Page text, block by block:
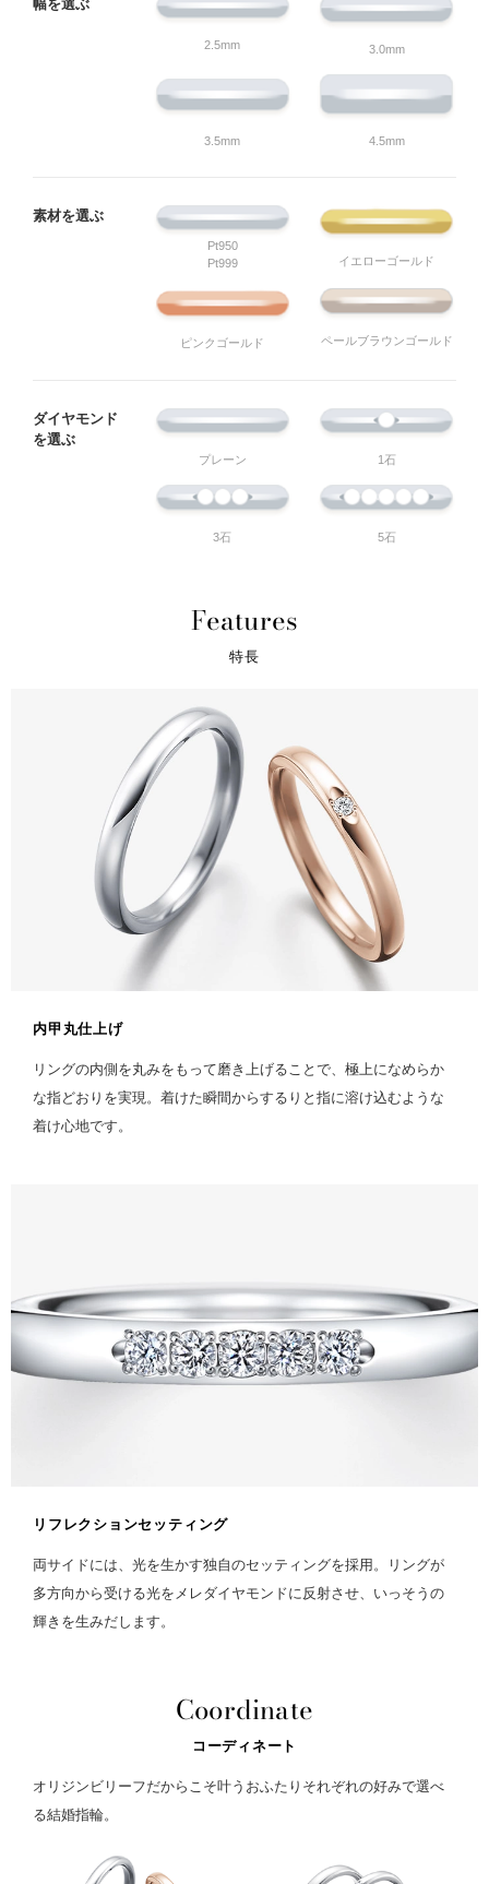
幅を選ぶ
2.5mm 3.0mm
3.5mm 4.5mm
素材を選ぶ
Pt950
Pt999
イエローゴールド
ピンクゴールド ペールブラウンゴールド
ダイヤモンド
を選ぶ
プレーン 1石
3石 5石
Features
特長
内甲丸仕上げ
リングの内側を丸みをもって磨き上げることで、極上になめらか
な指どおりを実現。着けた瞬間からするりと指に溶け込むような
着け心地です。
リフレクションセッティング
両サイドには、光を生かす独自のセッティングを採用。リングが
多方向から受ける光をメレダイヤモンドに反射させ、いっそうの
輝きを生みだします。
Coordinate
コーディネート
オリジンビリーフだからこそ叶うおふたりそれぞれの好みで選べ
る結婚指輪。